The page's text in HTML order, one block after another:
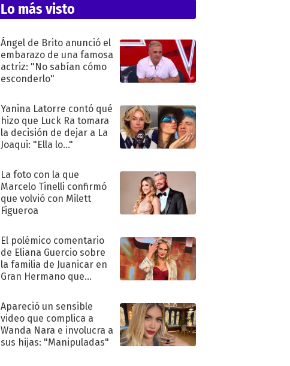
Lo más visto
Ángel de Brito anunció el
embarazo de una famosa
actriz: "No sabían cómo
esconderlo"
Yanina Latorre contó qué
hizo que Luck Ra tomara
la decisión de dejar a La
Joaqui: "Ella lo..."
La foto con la que
Marcelo Tinelli confirmó
que volvió con Milett
Figueroa
El polémico comentario
de Eliana Guercio sobre
la familia de Juanicar en
Gran Hermano que
Apareció un sensible
video que complica a
Wanda Nara e involucra a
sus hijas: "Manipuladas"